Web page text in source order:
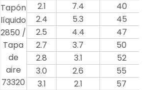
Tapón
líquido
2850 /
Tapa
de
aire
73320
2.1 7.4 40
2.4
5.3 45
2.5
4.4 47
2.7
3.7 50
2.8
3.1 52
3.0
2.6 55
3.1
2.1 57